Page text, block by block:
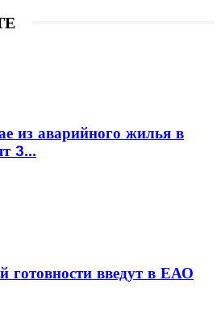
из аварийного жилья в
3...
введут в ЕАО